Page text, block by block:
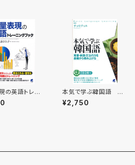
の英語トレー
ック CD BO
本気で学ぶ韓国語 C
D BOOK
¥2,750